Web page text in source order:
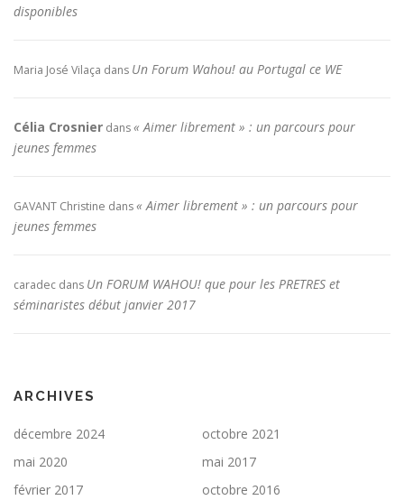
disponibles
Maria José Vilaça dans Un Forum Wahou! au Portugal ce WE
Célia Crosnier dans« Aimer librement » : un parcours pour
jeunes femmes
GAVANT Christine dans« Aimer librement » : un parcours pour
jeunes femmes
caradec dans Un FORUM WAHOU! que pour les PRETRES et
séminaristes début janvier 2017
ARCHIVES
décembre 2024
octobre 2021
mai 2020
mai 2017
février 2017
octobre 2016